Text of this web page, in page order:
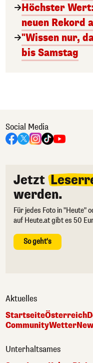
Höchster
neuen Rekord
"Wissen nur,
bis Samstag
Social Media
Jetzt
werden.
Für jedes Foto in "Heute"
auf Heute.at gibt es 50
So geht's
Aktuelles
StartseiteÖsterreich
CommunityWetter
Unterhaltsames